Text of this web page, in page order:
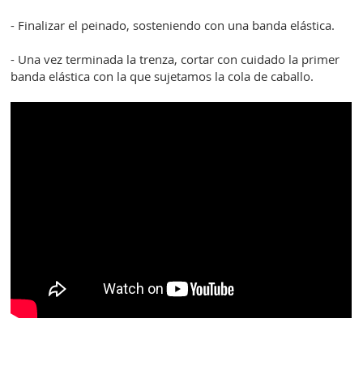
- Finalizar el peinado, sosteniendo con una banda elástica.
- Una vez terminada la trenza, cortar con cuidado la primer
banda elástica con la que sujetamos la cola de caballo.